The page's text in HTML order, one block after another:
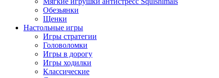
Обезьянки
Щенки
Настольные игры
Игры стратегии
Головоломки
Игры в дорогу
Игры ходилки
Классические